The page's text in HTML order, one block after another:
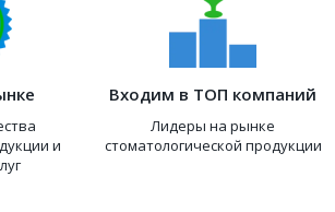
и
Входим в ТОП компаний
Лидеры на рынке
стоматологической продукции